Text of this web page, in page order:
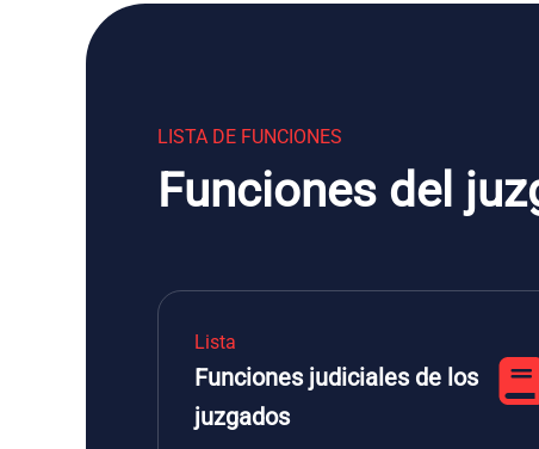
LISTA DE FUNCIONES
Funciones del
Lista
Funciones judiciales de los
juzgados